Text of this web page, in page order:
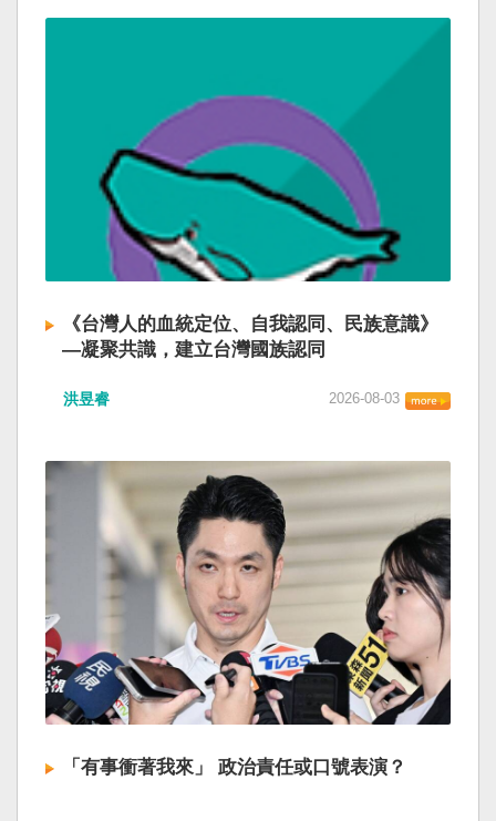
《台灣人的血統定位、自我認同、民族意識》
—凝聚共識，建立台灣國族認同
洪昱睿 2026-08-03
「有事衝著我來」 政治責任或口號表演？